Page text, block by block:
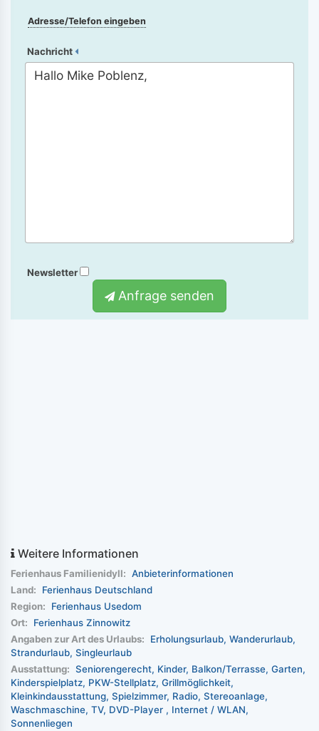
Adresse/Telefon eingeben
Nachricht
Newsletter
Anfrage senden
Weitere Informationen
Ferienhaus Familienidyll: Anbieterinformationen
Land:
Ferienhaus Deutschland
Region:
Ferienhaus Usedom
Ort:
Ferienhaus Zinnowitz
Angaben zur Art des Urlaubs:
Erholungsurlaub Wanderurlaub
Strandurlaub Singleurlaub
Ausstattung: Seniorengerecht Kinder Balkon/Terrasse Garten
Kinderspielplatz PKW-Stellplatz Grillmöglichkeit
Kleinkindausstattung Spielzimmer Radio Stereoanlage
Waschmaschine TV DVD-Player
Internet / WLAN
Sonnenliegen